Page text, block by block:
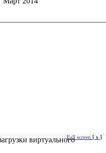
Full screen [ x ]
виртуального